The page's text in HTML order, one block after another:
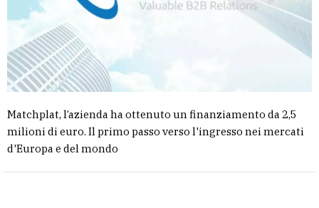
Matchplat, l’azienda ha ottenuto un finanziamento da 2,5
milioni di euro. Il primo passo verso l'ingresso nei mercati
d'Europa e del mondo